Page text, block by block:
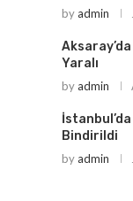
byadmin
Yaralı
byadmin
Bindirildi
byadmin